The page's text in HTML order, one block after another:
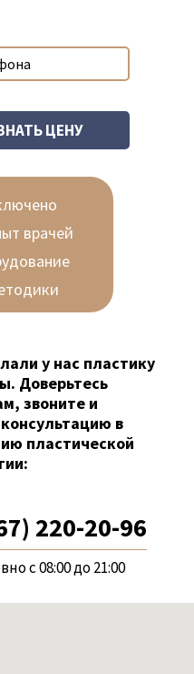
врачей
у нас пластику
Доверьтесь
звоните и
в
пластической
220-20-96
с 08:00 до 21:00